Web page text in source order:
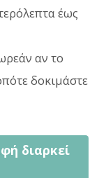
έως
αν το
δοκιμάστε
διαρκεί